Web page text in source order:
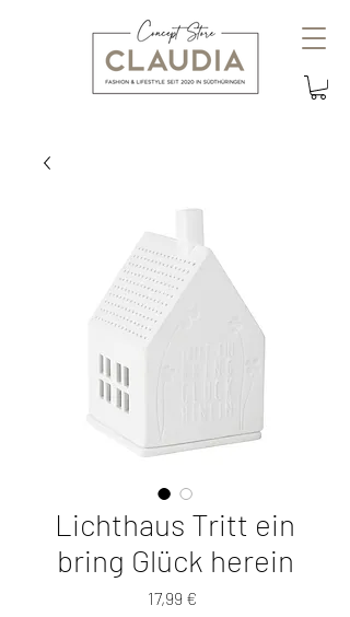
Lichthaus Tritt ein
bring Glück herein
17,99 €